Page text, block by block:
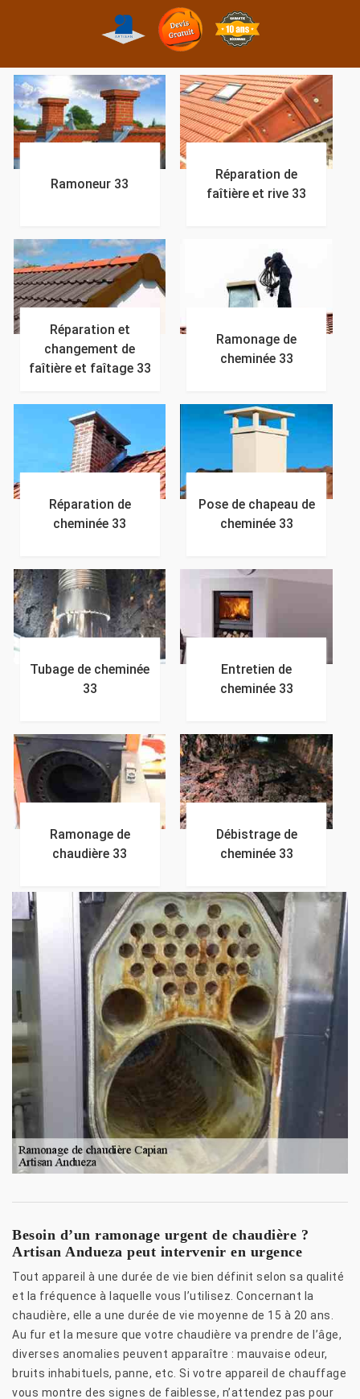
Ramoneur 33
Réparation de
faîtière et rive 33
Réparation et
changement de
faîtière et faîtage 33
Ramonage de
cheminée 33
Réparation de
cheminée 33
Pose de chapeau de
cheminée 33
Tubage de cheminée
33
Entretien de
cheminée 33
Ramonage de
chaudière 33
Débistrage de
cheminée 33
Besoin d’un ramonage urgent de chaudière ?
Artisan Andueza peut intervenir en urgence
Tout appareil à une durée de vie bien définit selon sa qualité
et la fréquence à laquelle vous l’utilisez. Concernant la
chaudière, elle a une durée de vie moyenne de 15 à 20 ans.
Au fur et la mesure que votre chaudière va prendre de l’âge,
diverses anomalies peuvent apparaître : mauvaise odeur,
bruits inhabituels, panne, etc. Si votre appareil de chauffage
vous montre des signes de faiblesse, n’attendez pas pour